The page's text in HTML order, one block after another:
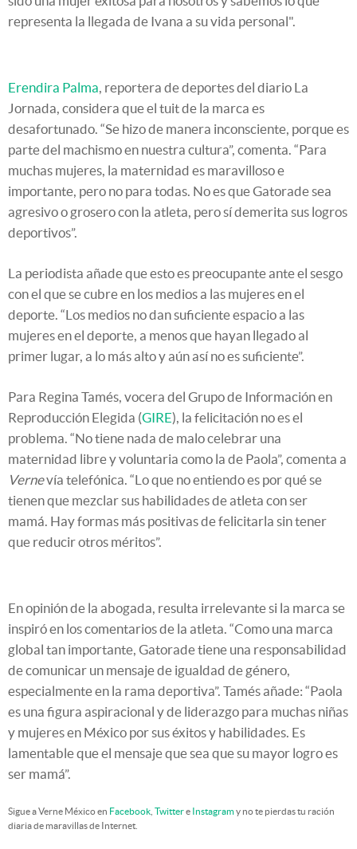
representa la llegada de Ivana a su vida personal".
Erendira Palma, reportera de deportes del diario La
Jornada, considera que el tuit de la marca es
desafortunado. “Se hizo de manera inconsciente, porque es
parte del machismo en nuestra cultura”, comenta. “Para
muchas mujeres, la maternidad es maravilloso e
importante, pero no para todas. No es que Gatorade sea
agresivo o grosero con la atleta, pero sí demerita sus logros
deportivos”.
La periodista añade que esto es preocupante ante el sesgo
con el que se cubre en los medios a las mujeres en el
deporte. “Los medios no dan suficiente espacio a las
mujeres en el deporte, a menos que hayan llegado al
primer lugar, a lo más alto y aún así no es suficiente”.
Para Regina Tamés, vocera del Grupo de Información en
Reproducción Elegida (GIRE), la felicitación no es el
problema. “No tiene nada de malo celebrar una
maternidad libre y voluntaria como la de Paola”, comenta a
Vernevía telefónica. “Lo que no entiendo es por qué se
tienen que mezclar sus habilidades de atleta con ser
mamá. Hay formas más positivas de felicitarla sin tener
que reducir otros méritos”.
En opinión de la abogada, resulta irrelevante si la marca se
inspiró en los comentarios de la atleta. “Como una marca
global tan importante, Gatorade tiene una responsabilidad
de comunicar un mensaje de igualdad de género,
especialmente en la rama deportiva”. Tamés añade: “Paola
es una figura aspiracional y de liderazgo para muchas niñas
y mujeres en México por sus éxitos y habilidades. Es
lamentable que el mensaje que sea que su mayor logro es
ser mamá”.
Sigue a Verne México en Facebook Twittere Instagramy no te pierdas tu ración
diaria de maravillas de Internet.